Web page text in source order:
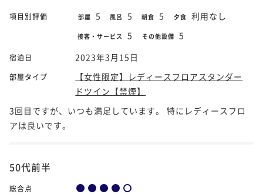
項目別評価 部屋 5 風呂 5 朝食 5 夕食 利用なし
接客・サービス 5 その他設備 5
宿泊日 2023年3月15日
部屋タイプ
【女性限定】レディースフロアスタンダー
ドツイン【禁煙】
3回目ですが、いつも満足しています。 特にレディースフロ
アは良いです。
50代前半
総合点